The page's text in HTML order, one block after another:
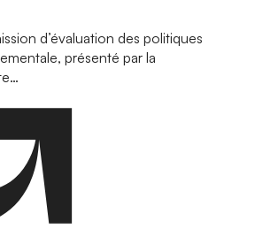
d’évaluation des politiques
présenté par la